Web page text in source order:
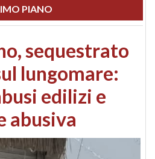
PIANO
sequestrato
lungomare:
edilizi e
abusiva